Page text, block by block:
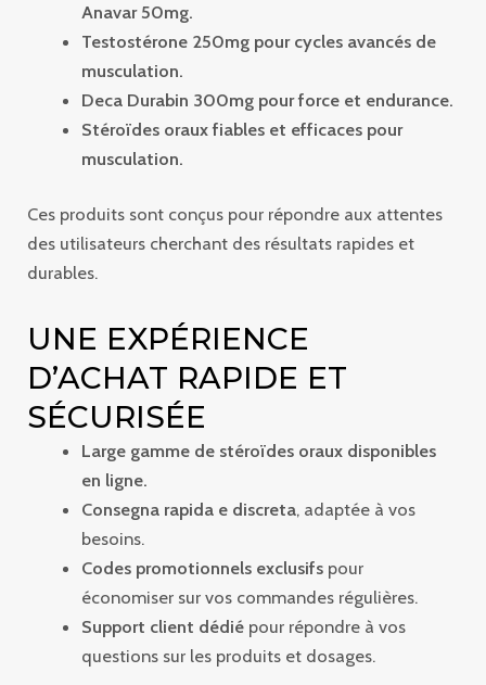
Anavar 50mg.
Testostérone 250mg pour cycles avancés de
musculation.
Deca Durabin 300mg pour force et endurance.
Stéroïdes oraux fiables et efficaces pour
musculation.
Ces produits sont conçus pour répondre aux attentes
des utilisateurs cherchant des résultats rapides et
durables.
UNE EXPÉRIENCE
D’ACHAT RAPIDE ET
SÉCURISÉE
Large gamme de stéroïdes oraux disponibles
en ligne.
Consegna rapida e discreta, adaptée à vos
besoins.
Codes promotionnels exclusifspour
économiser sur vos commandes régulières.
Support client dédiépour répondre à vos
questions sur les produits et dosages.